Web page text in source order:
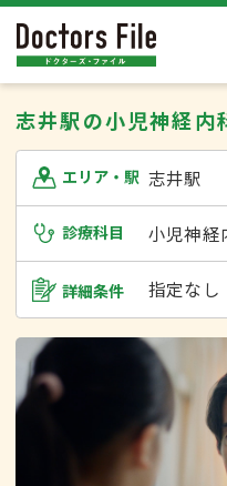
志井駅の小児神経内
エリア・駅 志井駅
診療科目 小児神経
詳細条件 指定なし